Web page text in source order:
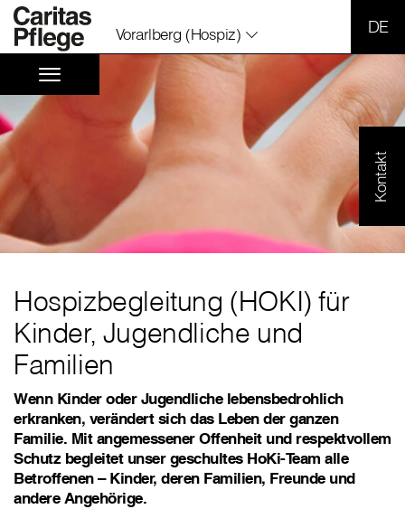
Vorarlberg (Hospiz)
Kontakt
Hospizbegleitung (HOKI) für
Kinder, Jugendliche und
Familien
Wenn Kinder oder Jugendliche lebensbedrohlich
erkranken, verändert sich das Leben der ganzen
Familie. Mit angemessener Offenheit und respektvollem
Schutz begleitet unser geschultes HoKi-Team alle
Betroffenen – Kinder, deren Familien, Freunde und
andere Angehörige.